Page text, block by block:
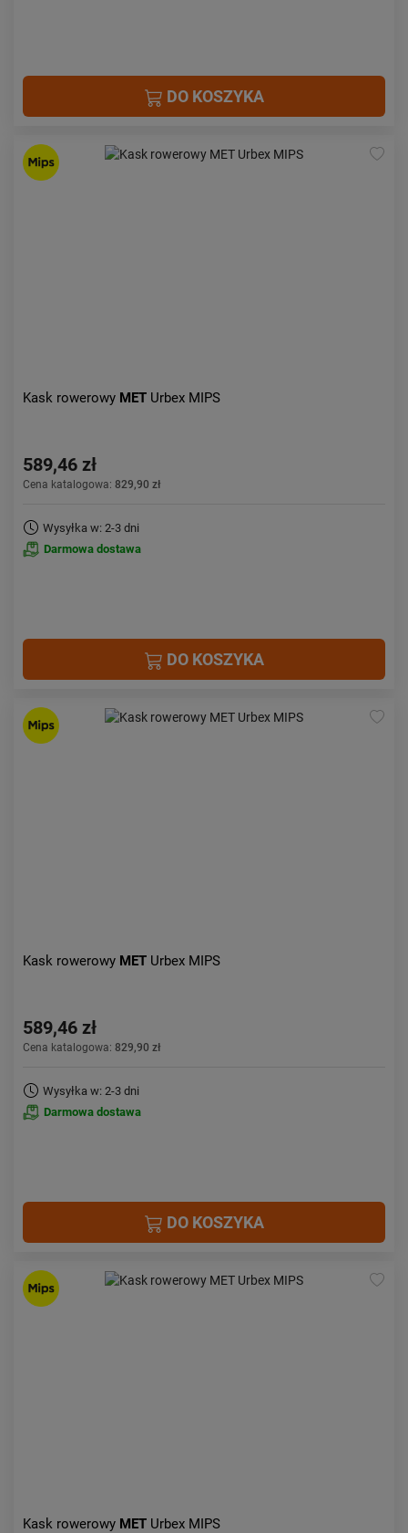
DO KOSZYKA
Kask rowerowy MET Urbex MIPS
589,46 zł
Cena katalogowa: 829,90 zł
Wysyłka w: 2-3 dni
Darmowa dostawa
DO KOSZYKA
Kask rowerowy MET Urbex MIPS
589,46 zł
Cena katalogowa: 829,90 zł
Wysyłka w: 2-3 dni
Darmowa dostawa
DO KOSZYKA
Kask rowerowy MET Urbex MIPS